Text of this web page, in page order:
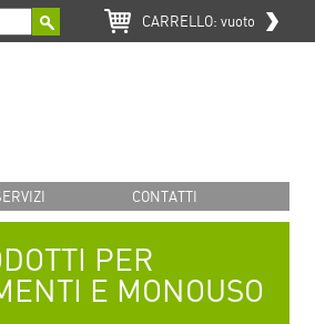
CARRELLO: vuoto
CONTATTI
PER
E MONOUSO